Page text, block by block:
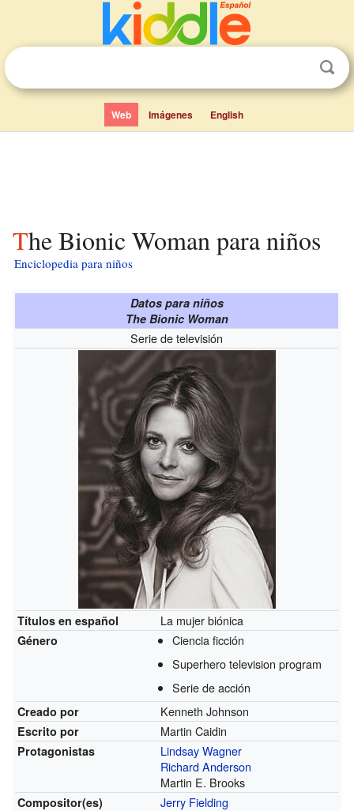
Web Imágenes English
The Bionic Woman para niños
Enciclopedia para niños
Datos para niños
The Bionic Woman
Serie de televisión
Títulos en español La mujer biónica
Género
Ciencia ficción
Superhero television program
Serie de acción
Creado por Kenneth Johnson
Escrito por Martin Caidin
Protagonistas
Lindsay Wagner
Richard Anderson
Martin E. Brooks
Compositor(es) Jerry Fielding